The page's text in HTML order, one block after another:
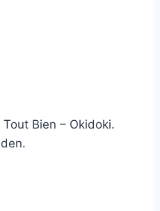
Bien – Okidoki.